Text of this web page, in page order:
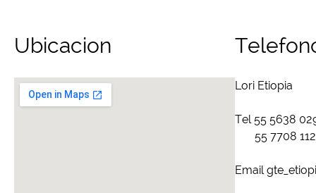
Ubicacion
Lori Etiopia
Tel 55 5638
55 7708
Email